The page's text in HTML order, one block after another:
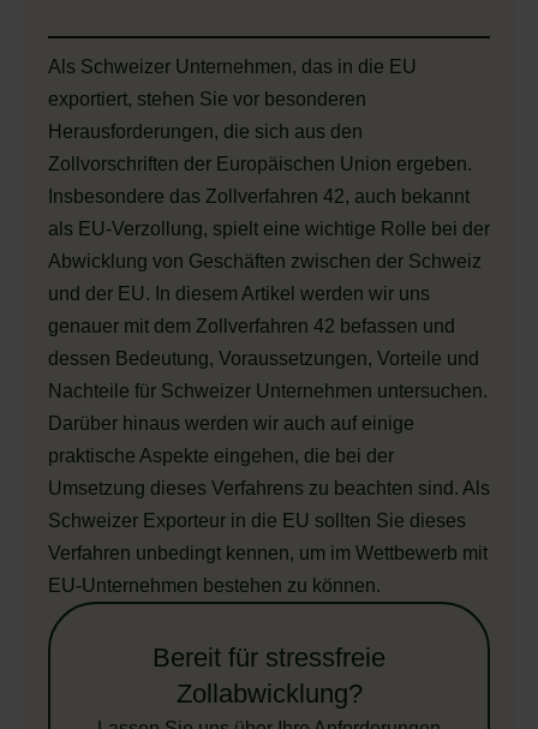
Als Schweizer Unternehmen, das in die EU
exportiert, stehen Sie vor besonderen
Herausforderungen, die sich aus den
Zollvorschriften der Europäischen Union ergeben.
Insbesondere das Zollverfahren 42, auch bekannt
als EU-Verzollung, spielt eine wichtige Rolle bei der
Abwicklung von Geschäften zwischen der Schweiz
und der EU. In diesem Artikel werden wir uns
genauer mit dem Zollverfahren 42 befassen und
dessen Bedeutung, Voraussetzungen, Vorteile und
Nachteile für Schweizer Unternehmen untersuchen.
Darüber hinaus werden wir auch auf einige
praktische Aspekte eingehen, die bei der
Umsetzung dieses Verfahrens zu beachten sind. Als
Schweizer Exporteur in die EU sollten Sie dieses
Verfahren unbedingt kennen, um im Wettbewerb mit
EU-Unternehmen bestehen zu können.
Bereit für stressfreie
Zollabwicklung?